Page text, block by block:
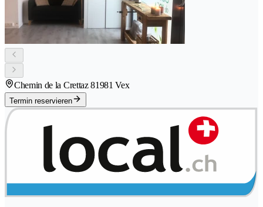
Chemin de la Crettaz 81981 Vex
Termin reservieren